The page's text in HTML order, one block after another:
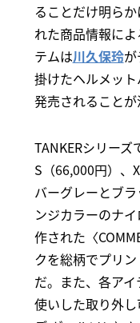
ることだけ明ら
れた商品情報に
テムは川久保玲が
掛けたヘルメッ
発売されることが
TANKERシリーズ
S（66,000円）、
バーグレーとブ
ンジカラーのナ
作された〈
クを総柄でプリ
だ。また、各ア
使いした取り外